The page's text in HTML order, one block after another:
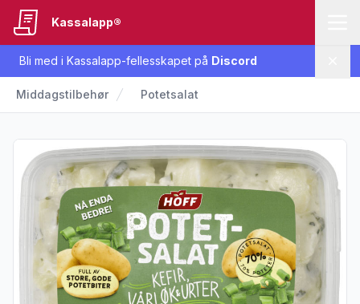
Bli med i Kassalapp-fellesskapet på Discord
Kassalapp®
Middagstilbehør Potetsalat